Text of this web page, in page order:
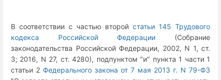
В соответствии с частью второй статьи 145 Трудового
кодекса Российской Федерации (Собрание
законодательства Российской Федерации, 2002, N 1, ст.
3; 2016, N 27, ст. 4280), подпунктом "и" пункта 1 части 1
статьи 2 Федерального закона от 7 мая 2013 г. N 79-ФЗ